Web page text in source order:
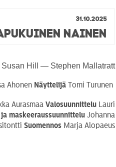
31.10.2025
Nainen
Susan Hill — Stephen Mallatratt
Ahonen Näyttelijä Tomi Turunen
AurasmaaValosuunnittelu Lauri
maskeeraussuunnittelu Johanna
Suomennos Marja Alopaeus